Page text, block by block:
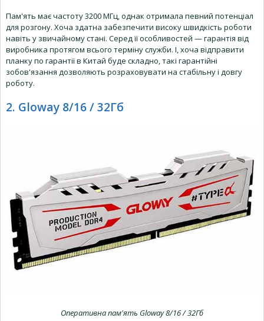
Пам'ять має частоту 3200 МГц, однак отримала певний потенціал
для розгону. Хоча здатна забезпечити високу швидкість роботи
навіть у звичайному стані. Серед її особливостей — гарантія від
виробника протягом всього терміну служби. І, хоча відправити
планку по гарантії в Китай буде складно, такі гарантійні
зобов'язання дозволяють розраховувати на стабільну і довгу
роботу.
2. Gloway 8/16 / 32Гб
Оперативна пам'ять Gloway 8/16 / 32Гб